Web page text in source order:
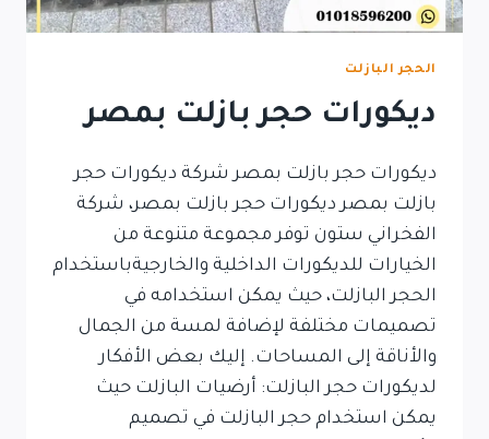
الحجر البازلت
ديكورات حجر بازلت بمصر
ديكورات حجر بازلت بمصر شركة ديكورات حجر
بازلت بمصر ديكورات حجر بازلت بمصر، شركة
الفخراني ستون توفر مجموعة متنوعة من
الخيارات للديكورات الداخلية والخارجيةباستخدام
الحجر البازلت، حيث يمكن استخدامه في
تصميمات مختلفة لإضافة لمسة من الجمال
والأناقة إلى المساحات. إليك بعض الأفكار
لديكورات حجر البازلت: أرضيات البازلت حيث
يمكن استخدام حجر البازلت في تصميم